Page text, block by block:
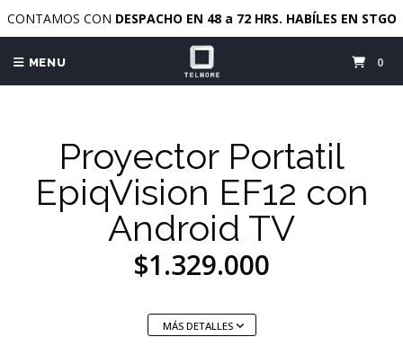
CONTAMOS CON DESPACHO EN 48 a 72 HRS. HABÍLES EN STGO
MENU 0
Proyector Portatil
EpiqVision EF12 con
Android TV
$1.329.000
MÁS DETALLES